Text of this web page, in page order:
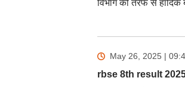
विभाग की तरफ से
May 26, 2025 |
rbse 8th result 2025: